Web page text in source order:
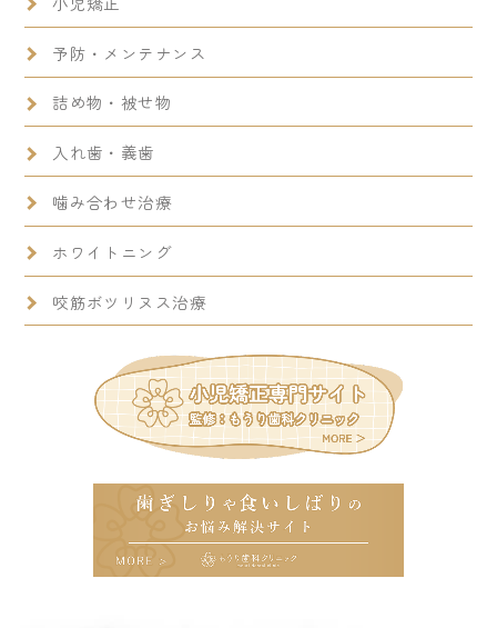
予防・メンテナンス
詰め物・被せ物
入れ歯・義歯
噛み合わせ治療
ホワイトニング
咬筋ボツリヌス治療